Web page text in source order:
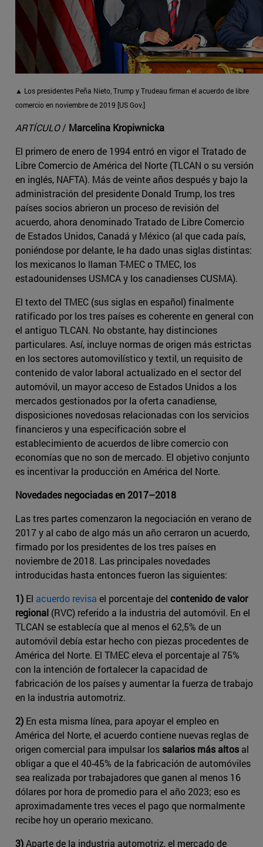
▲ Los presidentes Peña Nieto, Trump y Trudeau firman el acuerdo de libre
comercio en noviembre de 2019 [US Gov.]
ARTÍCULO/ Marcelina Kropiwnicka
El primero de enero de 1994 entró en vigor el Tratado de
Libre Comercio de América del Norte (TLCAN o su versión
en inglés, NAFTA). Más de veinte años después y bajo la
administración del presidente Donald Trump, los tres
países socios abrieron un proceso de revisión del
acuerdo, ahora denominado Tratado de Libre Comercio
de Estados Unidos, Canadá y México (al que cada país,
poniéndose por delante, le ha dado unas siglas distintas:
los mexicanos lo llaman T-MEC o TMEC, los
estadounidenses USMCA y los canadienses CUSMA).
El texto del TMEC (sus siglas en español) finalmente
ratificado por los tres países es coherente en general con
el antiguo TLCAN. No obstante, hay distinciones
particulares. Así, incluye normas de origen más estrictas
en los sectores automovilístico y textil, un requisito de
contenido de valor laboral actualizado en el sector del
automóvil, un mayor acceso de Estados Unidos a los
mercados gestionados por la oferta canadiense,
disposiciones novedosas relacionadas con los servicios
financieros y una especificación sobre el
establecimiento de acuerdos de libre comercio con
economías que no son de mercado. El objetivo conjunto
es incentivar la producción en América del Norte.
Novedades negociadas en 2017–2018
Las tres partes comenzaron la negociación en verano de
2017 y al cabo de algo más un año cerraron un acuerdo,
firmado por los presidentes de los tres países en
noviembre de 2018. Las principales novedades
introducidas hasta entonces fueron las siguientes:
1) El acuerdo revisa el porcentaje del contenido de valor
regional (RVC) referido a la industria del automóvil. En el
TLCAN se establecía que al menos el 62,5% de un
automóvil debía estar hecho con piezas procedentes de
América del Norte. El TMEC eleva el porcentaje al 75%
con la intención de fortalecer la capacidad de
fabricación de los países y aumentar la fuerza de trabajo
en la industria automotriz.
2) En esta misma línea, para apoyar el empleo en
América del Norte, el acuerdo contiene ​nuevas reglas de
origen comercial para impulsar los salarios más altos al
obligar a que el 40-45% de la fabricación de automóviles
sea realizada por trabajadores que ganen al menos 16
dólares por hora de promedio para el año 2023; eso es
aproximadamente tres veces el pago que normalmente
recibe hoy un operario mexicano.
3)Aparte de la industria automotriz, el mercado de